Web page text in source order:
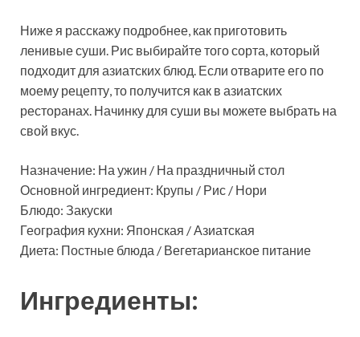
Ниже я расскажу подробнее, как приготовить
ленивые суши. Рис выбирайте того сорта, который
подходит для азиатских блюд. Если отварите его по
моему рецепту, то получится как в азиатских
ресторанах. Начинку для суши вы можете выбрать на
свой вкус.
Назначение: На ужин / На праздничный стол
Основной ингредиент: Крупы / Рис / Нори
Блюдо: Закуски
География кухни: Японская / Азиатская
Диета: Постные блюда / Вегетарианское питание
Ингредиенты: